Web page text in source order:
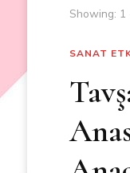
Showing: 1
SANAT